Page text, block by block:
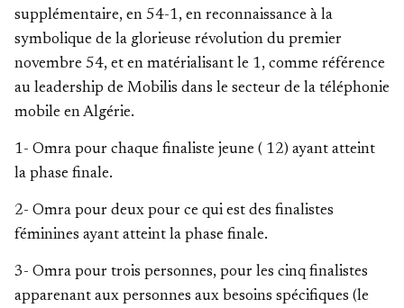
supplémentaire, en 54-1, en reconnaissance à la
symbolique de la glorieuse révolution du premier
novembre 54, et en matérialisant le 1, comme référence
au leadership de Mobilis dans le secteur de la téléphonie
mobile en Algérie.
1- Omra pour chaque finaliste jeune ( 12) ayant atteint
la phase finale.
2- Omra pour deux pour ce qui est des finalistes
féminines ayant atteint la phase finale.
3- Omra pour trois personnes, pour les cinq finalistes
apparenant aux personnes aux besoins spécifiques (le